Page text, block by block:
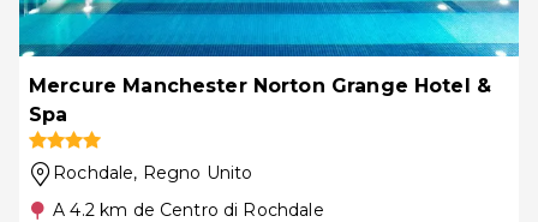
Mercure Manchester Norton Grange Hotel &
Spa
Rochdale, Regno Unito
A 4.2 km de Centro di Rochdale